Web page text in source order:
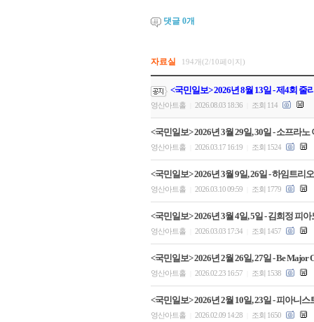
댓글 0개
자료실 194개(2/10페이지)
<국민일보> 2026년 8월 13일 - 제4회
영산아트홀 2026.08.03 18:36 조회 114
<국민일보> 2026년 3월 29일, 30일 - 소프라
영산아트홀 2026.03.17 16:19 조회 1524
<국민일보> 2026년 3월 9일, 26일 - 하임트리
영산아트홀 2026.03.10 09:59 조회 1779
<국민일보> 2026년 3월 4일, 5일 - 김희정 피
영산아트홀 2026.03.03 17:34 조회 1457
<국민일보> 2026년 2월 26일, 27일 - Be Major
영산아트홀 2026.02.23 16:57 조회 1538
<국민일보> 2026년 2월 10일, 23일 - 피아니
영산아트홀 2026.02.09 14:28 조회 1650